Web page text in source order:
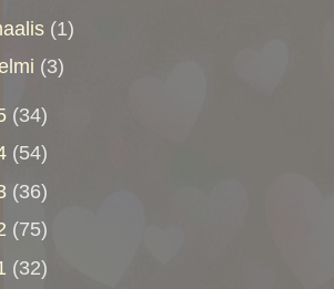
(1)
(3)
(34)
(54)
(36)
(75)
(32)